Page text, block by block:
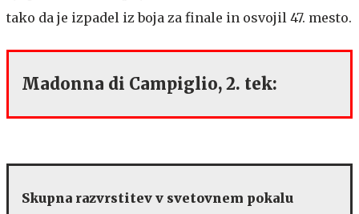
tako da je izpadel iz boja za finale in osvojil 47. mesto.
Madonna di Campiglio, 2. tek:
Skupna razvrstitev v svetovnem pokalu